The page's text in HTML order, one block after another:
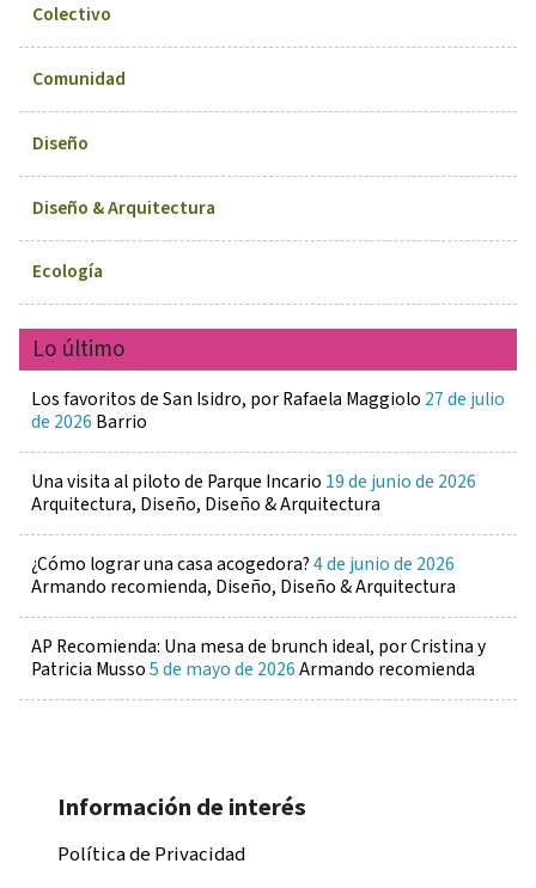
Colectivo
Comunidad
Diseño
Diseño & Arquitectura
Ecología
Lo último
Los favoritos de San Isidro, por Rafaela Maggiolo 27 de julio
de 2026 Barrio
Una visita al piloto de Parque Incario 19 de junio de 2026
Arquitectura, Diseño, Diseño & Arquitectura
¿Cómo lograr una casa acogedora?4 de junio de 2026
Armando recomienda, Diseño, Diseño & Arquitectura
AP Recomienda: Una mesa de brunch ideal, por Cristina y
Patricia Musso5 de mayo de 2026Armando recomienda
Información de interés
Política de Privacidad